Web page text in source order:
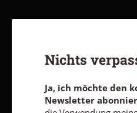
Vertrag widerrufen
Nichts
Ja, ich möchte den
Newsletter